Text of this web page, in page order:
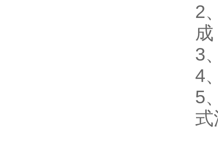
2
3
4
5